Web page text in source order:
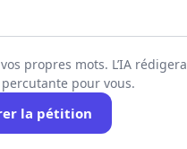
propres mots. L’IA rédigera
pour vous.
la pétition